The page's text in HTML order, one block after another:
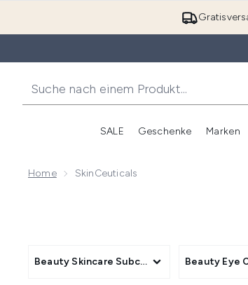
SALE Geschenke Marken
Home SkinCeuticals
Beauty Skincare Subcategory Beauty Eye